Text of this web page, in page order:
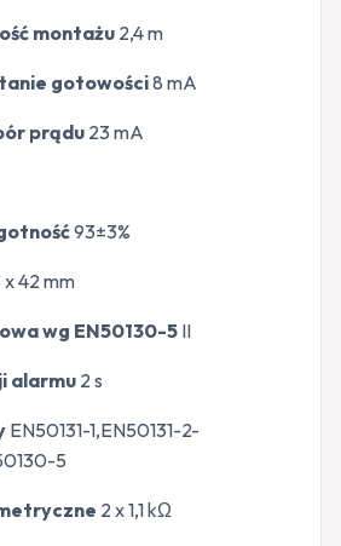
montażu 2,4 m
gotowości8 mA
prądu 23 mA
93±3%
x 42 mm
wg EN50130-5 II
alarmu 2 s
EN50131-1,EN50131-2-
5
2 x 1,1 kΩ